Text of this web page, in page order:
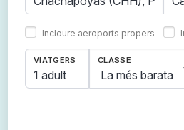
Incloure aeroports propers
VIATGERS
1 adult
CLASSE